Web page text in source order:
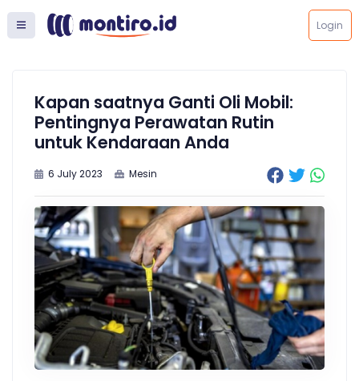
Login
Kapan saatnya Ganti Oli Mobil:
Pentingnya Perawatan Rutin
untuk Kendaraan Anda
6 July 2023 Mesin